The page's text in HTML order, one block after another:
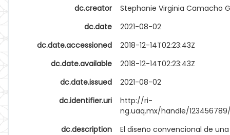
dc.creator
Stephanie Virginia Camacho
dc.date
2021-08-02
dc.date.accessioned
2018-12-14T02:23:43Z
dc.date.available
2018-12-14T02:23:43Z
dc.date.issued
2021-08-02
dc.identifier.uri
http://ri-
ng.uaq.mx/handle/
dc.description
El diseño convencional de